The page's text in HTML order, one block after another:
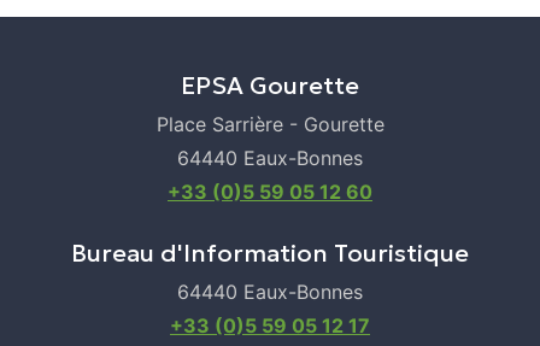
EPSA Gourette
Place Sarrière - Gourette
64440 Eaux-Bonnes
+33 (0)5 59 05 12 60
Bureau d'Information Touristique
64440 Eaux-Bonnes
+33 (0)5 59 05 12 17